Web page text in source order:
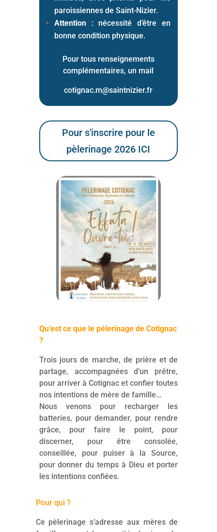
paroissiennes de Saint-Nizier.
Attention: nécessité d’être en
bonne condition physique.
Pour tous renseignements
complémentaires, un mail
cotignac.m@saintnizier.fr
Pour s'inscrire pour le
pèlerinage 2026 ICI
Qu’est ce que le pélerinage de Cotignac
?
Trois jours de marche, de prière et de
partage, accompagnées d’un prêtre,
pour arriver à Cotignac et confier toutes
nos intentions de mère de famille…
Nous venons pour recharger les
batteries, pour demander, pour rendre
grâce, pour faire le point, pour
discerner, pour être consolée,
conseillée, pour puiser à la Source,
pour donner du temps à Dieu et porter
les intentions confiées.
Pour qui ?
Ce pèlerinage s’adresse aux mères de